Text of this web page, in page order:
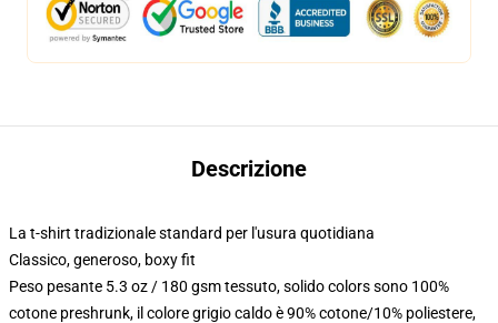
Descrizione
La t-shirt tradizionale standard per l'usura quotidiana
Classico, generoso, boxy fit
Peso pesante 5.3 oz / 180 gsm tessuto, solido colors sono 100%
cotone preshrunk, il colore grigio caldo è 90% cotone/10% poliestere,